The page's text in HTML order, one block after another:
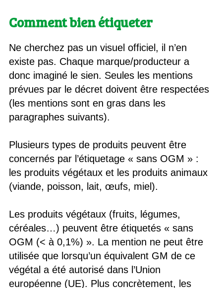
Comment bien étiqueter
Ne cherchez pas un visuel officiel, il n’en
existe pas. Chaque marque/producteur a
donc imaginé le sien. Seules les mentions
prévues par le décret doivent être respectées
(les mentions sont en gras dans les
paragraphes suivants).
Plusieurs types de produits peuvent être
concernés par l’étiquetage « sans OGM » :
les produits végétaux et les produits animaux
(viande, poisson, lait, œufs, miel).
Les produits végétaux (fruits, légumes,
céréales…) peuvent être étiquetés « sans
OGM (< à 0,1%) ». La mention ne peut être
utilisée que lorsqu’un équivalent GM de ce
végétal a été autorisé dans l’Union
européenne (UE). Plus concrètement, les